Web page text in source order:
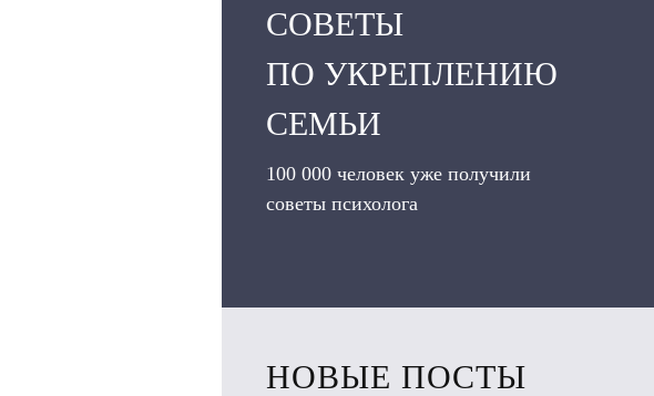
СОВЕТЫ
ПО УКРЕПЛЕНИЮ
СЕМЬИ
100 000 человек уже получили
советы психолога
НОВЫЕ ПОСТЫ